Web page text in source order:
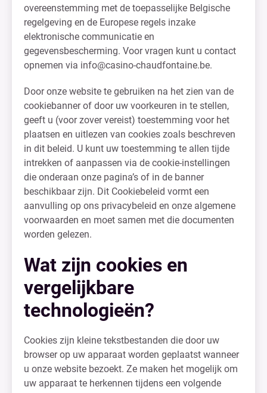
overeenstemming met de toepasselijke Belgische
regelgeving en de Europese regels inzake
elektronische communicatie en
gegevensbescherming. Voor vragen kunt u contact
opnemen via info@casino-chaudfontaine.be.
Door onze website te gebruiken na het zien van de
cookiebanner of door uw voorkeuren in te stellen,
geeft u (voor zover vereist) toestemming voor het
plaatsen en uitlezen van cookies zoals beschreven
in dit beleid. U kunt uw toestemming te allen tijde
intrekken of aanpassen via de cookie-instellingen
die onderaan onze pagina’s of in de banner
beschikbaar zijn. Dit Cookiebeleid vormt een
aanvulling op ons privacybeleid en onze algemene
voorwaarden en moet samen met die documenten
worden gelezen.
Wat zijn cookies en
vergelijkbare
technologieën?
Cookies zijn kleine tekstbestanden die door uw
browser op uw apparaat worden geplaatst wanneer
u onze website bezoekt. Ze maken het mogelijk om
uw apparaat te herkennen tijdens een volgende